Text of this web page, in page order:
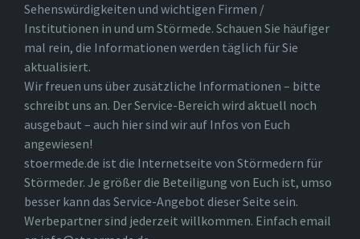
Sehenswürdigkeiten und wichtigen Firmen /
Institutionen in und um Störmede. Schauen Sie häufiger
mal rein, die Informationen werden täglich für Sie
aktualisiert.
Wir freuen uns über zusätzliche Informationen – bitte
schreibt uns an. Der Service-Bereich wird aktuell noch
ausgebaut – auch hier sind wir auf Infos von Euch
angewiesen!
stoermede.de ist die Internetseite von Störmedern für
Störmeder. Je größer die Beteiligung von Euch ist, umso
besser kann das Service-Angebot dieser Seite sein.
Werbepartner sind jederzeit willkommen. Einfach email